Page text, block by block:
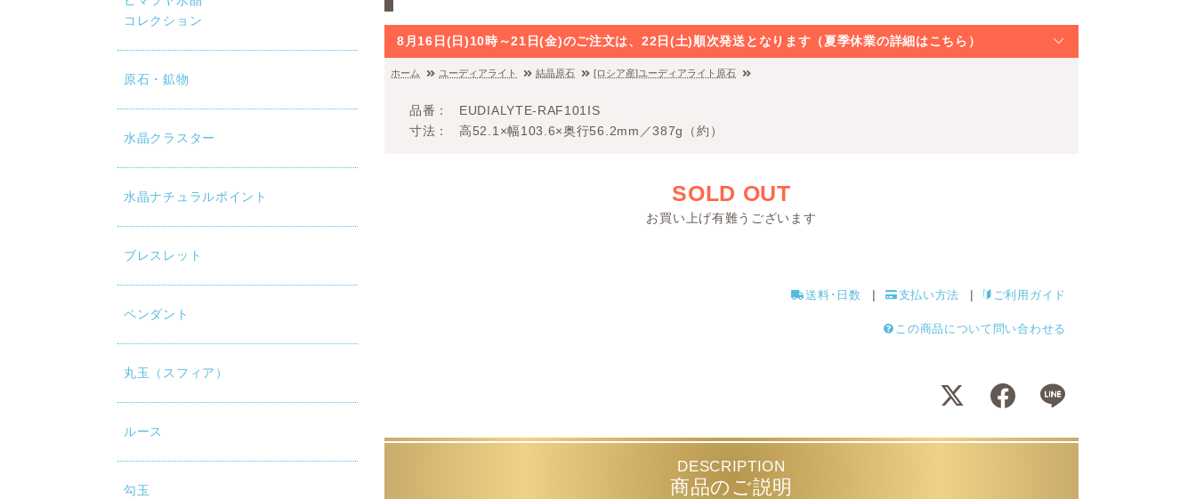
コレクション
原石・鉱物
水晶クラスター
水晶ナチュラルポイント
ブレスレット
ペンダント
丸玉（スフィア）
ルース
勾玉
8月16日(日)10時～21日(金)のご注文は、22日(土)順次発送となります（夏季休業の詳細はこちら）
ホーム ユーディアライト 結晶原石 [ロシア産]ユーディアライト原石
品番
EUDIALYTE-RAF101IS
寸法
高52.1×幅103.6×奥行56.2mm／387g（約）
SOLD OUT
お買い上げ有難うございます
送料･日数 支払い方法 ご利用ガイド
この商品について問い合わせる
DESCRIPTION
商品のご説明